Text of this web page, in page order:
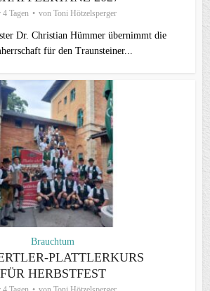
Tagen von Toni Hötzelsperger
Dr. Christian Hümmer übernimmt die
für den Traunsteiner...
Brauchtum
PLATTLERKURS
FÜR HERBSTFEST